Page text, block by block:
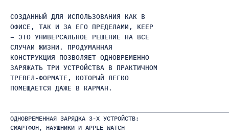
ОДНОВРЕМЕННАЯ ЗАРЯДКА 3-Х УСТРОЙСТВ:
СМАРТФОН, НАУШНИКИ И APPLE WATCH
СОЗДАННЫЙ ДЛЯ ИСПОЛЬЗОВАНИЯ КАК В
ОФИСЕ, ТАК И ЗА ЕГО ПРЕДЕЛАМИ, KEEP
– ЭТО УНИВЕРСАЛЬНОЕ РЕШЕНИЕ НА ВСЕ
СЛУЧАИ ЖИЗНИ. ПРОДУМАННАЯ
КОНСТРУКЦИЯ ПОЗВОЛЯЕТ ОДНОВРЕМЕННО
ЗАРЯЖАТЬ ТРИ УСТРОЙСТВА В ПРАКТИЧНОМ
ТРЕВЕЛ-ФОРМАТЕ, КОТОРЫЙ ЛЕГКО
ПОМЕЩАЕТСЯ ДАЖЕ В КАРМАН.